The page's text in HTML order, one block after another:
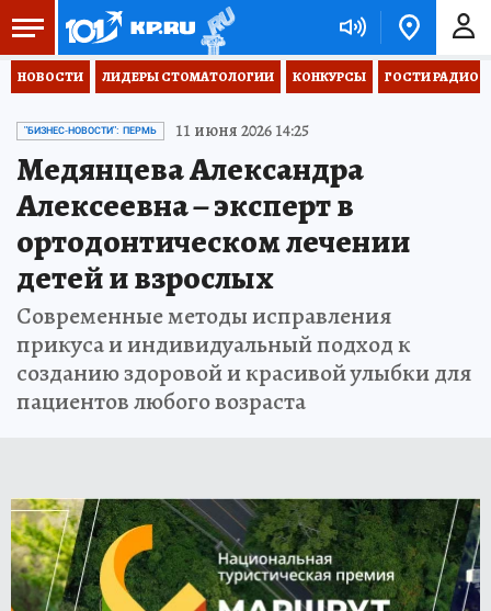
НОВОСТИ ЛИДЕРЫ СТОМАТОЛОГИИ КОНКУРСЫ ГОСТИ РАДИО
"БИЗНЕС-НОВОСТИ": ПЕРМЬ 11 июня 2026 14:25
Медянцева Александра
Алексеевна – эксперт в
ортодонтическом лечении
детей и взрослых
Современные методы исправления
прикуса и индивидуальный подход к
созданию здоровой и красивой улыбки для
пациентов любого возраста